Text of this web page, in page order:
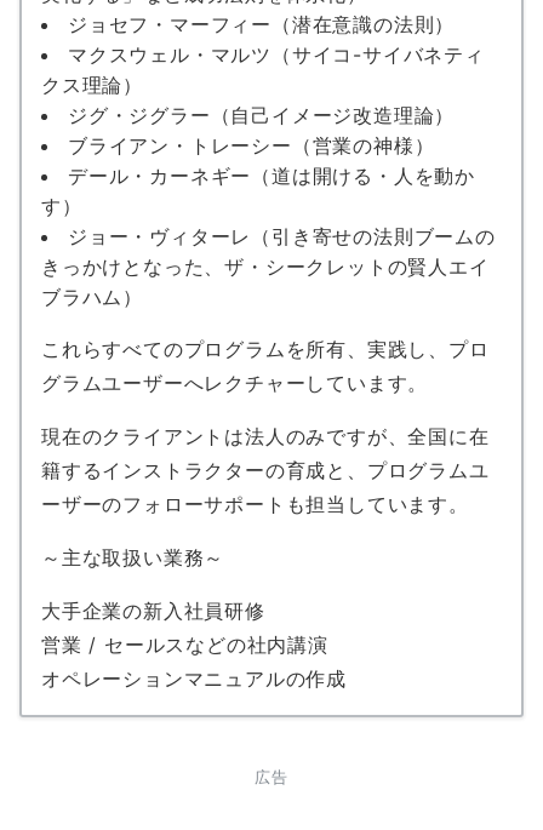
ジョセフ・マーフィー（潜在意識の法則）
マクスウェル・マルツ（サイコ-サイバネティ
クス理論）
ジグ・ジグラー（自己イメージ改造理論）
ブライアン・トレーシー（営業の神様）
デール・カーネギー（道は開ける・人を動か
す）
ジョー・ヴィターレ（引き寄せの法則ブームの
きっかけとなった、ザ・シークレットの賢人エイ
ブラハム）
これらすべてのプログラムを所有、実践し、プロ
グラムユーザーへレクチャーしています。
現在のクライアントは法人のみですが、全国に在
籍するインストラクターの育成と、プログラムユ
ーザーのフォローサポートも担当しています。
～主な取扱い業務～
大手企業の新入社員研修
営業 / セールスなどの社内講演
オペレーションマニュアルの作成
広告